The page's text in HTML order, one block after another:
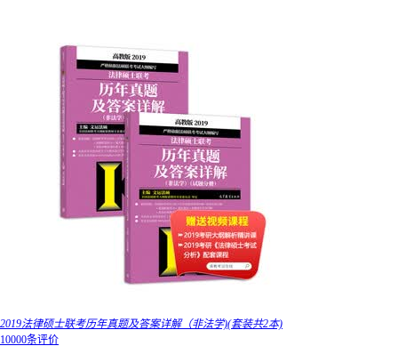
2019法律硕士联考历年真题及答案详解（非法学)(套装共2本)
10000条评价